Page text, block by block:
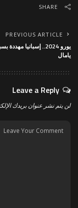
SHARE
PREVIOUS ARTICLE
يورو 2024.. إسبانيا
يامال
Leave a Reply
لن يتم نشر عنوان بريدك